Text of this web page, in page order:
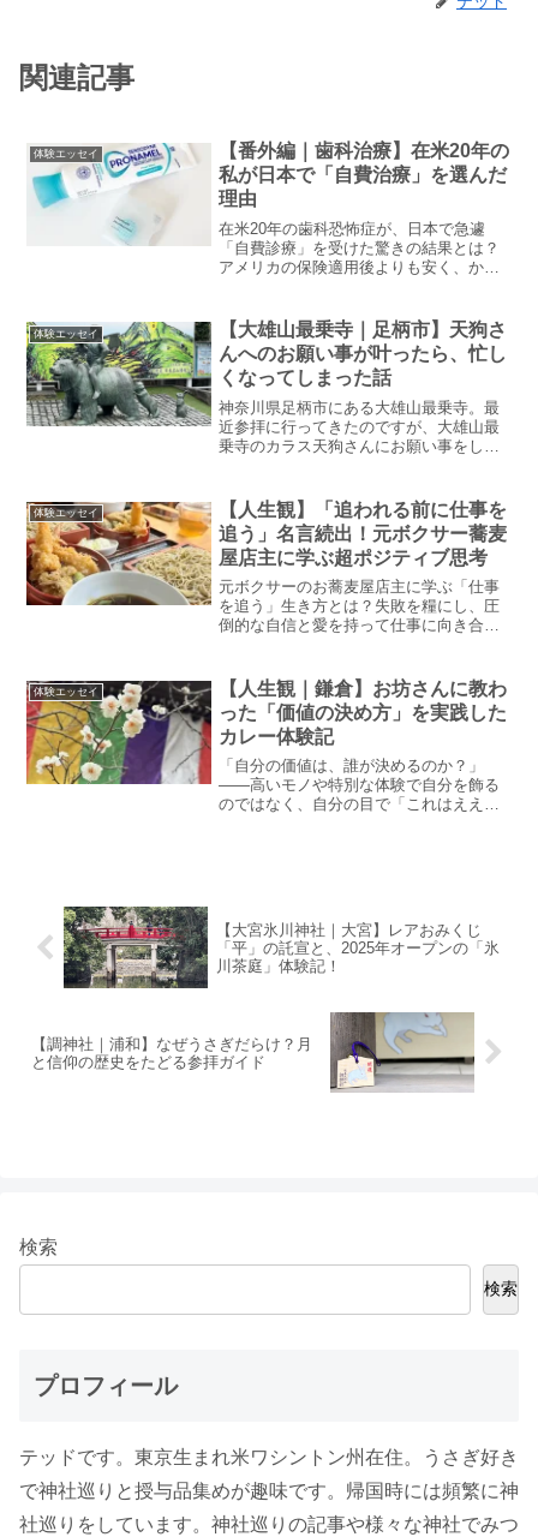
関連記事
体験エッセイ
【番外編｜歯科治療】在米20年の
私が日本で「自費治療」を選んだ
理由
在米20年の歯科恐怖症が、日本で急遽
「自費診療」を受けた驚きの結果とは？
アメリカの保険適用後よりも安く、かつ
本での治療費が米国の保険で還付される
という、海外在住者必見の裏ワザも紹介
します。医療費大国アメリカを離れ、あ
えて「日本の歯医者」を選んだ真実の体
験記。
体験エッセイ
【大雄山最乗寺｜足柄市】天狗さ
んへのお願い事が叶ったら、忙し
くなってしまった話
神奈川県足柄市にある大雄山最乗寺。最
近参拝に行ってきたのですが、大雄山最
乗寺のカラス天狗さんにお願い事をして
た…。じぃじテッドちゃんや、最近かな
り忙しくしているようじゃの...
体験エッセイ
【人生観】「追われる前に仕事を
追う」名言続出！元ボクサー蕎麦
屋店主に学ぶ超ポジティブ思考
元ボクサーのお蕎麦屋店主に学ぶ「仕事
を追う」生き方とは？失敗を糧にし、圧
倒的な自信と愛を持って仕事に向き合う
弁当屋さん」の爆笑エピソードも交えて
お届けします！
体験エッセイ
【人生観｜鎌倉】お坊さんに教わ
った「価値の決め方」を実践した
カレー体験記
「自分の価値は、誰が決めるのか？」
――高いモノや特別な体験で自分を飾る
のではなく、自分の目で「これはええ」
心の安らぎと誇りを取り戻すための、深
い内省の記録です。
【大宮氷川神社｜大宮】レアおみくじ
「平」の託宣と、2025年オープンの「氷
川茶庭」体験記！
【調神社｜浦和】なぜうさぎだらけ？月
と信仰の歴史をたどる参拝ガイド
検索
検索
プロフィール
テッドです。東京生まれ米ワシントン州在住。うさぎ好き
で神社巡りと授与品集めが趣味です。帰国時には頻繁に神
社巡りをしています。神社巡りの記事や様々な神社でみつ